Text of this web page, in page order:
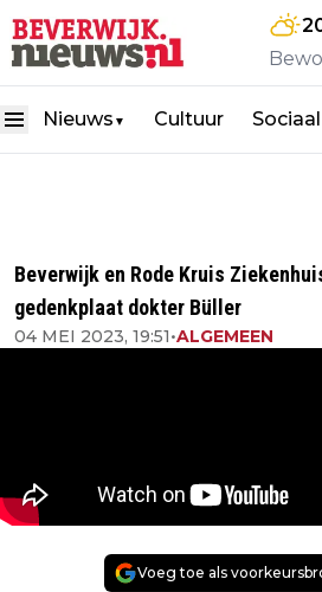
Nieuws ▼ Cultuur
Beverwijk en Rode Kruis
gedenkplaat dokter Büller
04 MEI 2023, 19:51•ALGEMEEN
Voeg toe als